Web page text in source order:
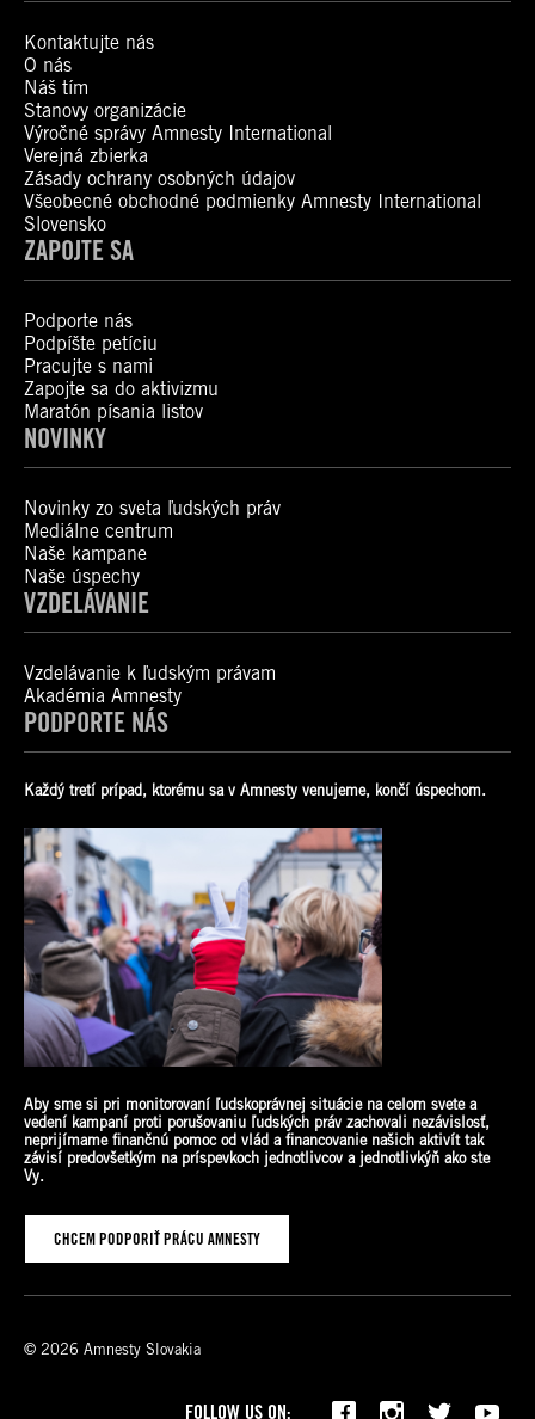
Kontaktujte nás
O nás
Náš tím
Stanovy organizácie
Výročné správy Amnesty International
Verejná zbierka
Zásady ochrany osobných údajov
Všeobecné obchodné podmienky Amnesty International
Slovensko
ZAPOJTE SA
Podporte nás
Podpíšte petíciu
Pracujte s nami
Zapojte sa do aktivizmu
Maratón písania listov
NOVINKY
Novinky zo sveta ľudských práv
Mediálne centrum
Naše kampane
Naše úspechy
VZDELÁVANIE
Vzdelávanie k ľudským právam
Akadémia Amnesty
PODPORTE NÁS
Každý tretí prípad, ktorému sa v Amnesty venujeme, končí úspechom.
Aby sme si pri monitorovaní ľudskoprávnej situácie na celom svete a
vedení kampaní proti porušovaniu ľudských práv zachovali nezávislosť,
neprijímame finančnú pomoc od vlád a financovanie našich aktivít tak
závisí predovšetkým na príspevkoch jednotlivcov a jednotlivkýň ako ste
Vy.
CHCEM PODPORIŤ PRÁCU AMNESTY
© 2026 Amnesty Slovakia
FOLLOW US ON: